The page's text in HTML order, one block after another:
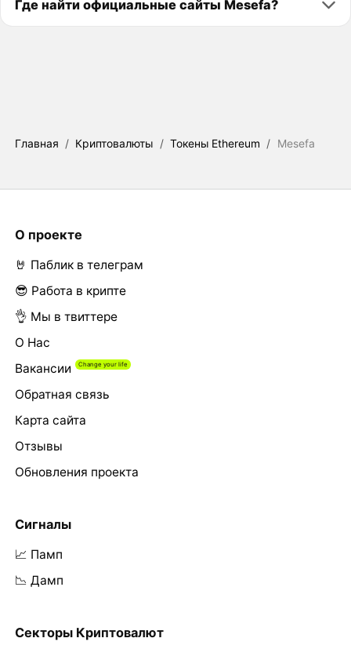
Где найти официальные сайты Mesefa?
Главная / Криптовалюты / Токены Ethereum / Mesefa
О проекте
🤘 Паблик в телеграм
😎 Работа в крипте
👌 Мы в твиттере
О Нас
Вакансии
Обратная связь
Карта сайта
Отзывы
Обновления проекта
Сигналы
📈 Памп
📉 Дамп
Секторы Криптовалют